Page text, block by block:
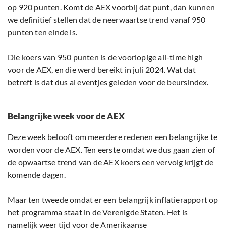
op 920 punten. Komt de AEX voorbij dat punt, dan kunnen
we definitief stellen dat de neerwaartse trend vanaf 950
punten ten einde is.
Die koers van 950 punten is de voorlopige all-time high
voor de AEX, en die werd bereikt in juli 2024. Wat dat
betreft is dat dus al eventjes geleden voor de beursindex.
Belangrijke week voor de AEX
Deze week belooft om meerdere redenen een belangrijke te
worden voor de AEX. Ten eerste omdat we dus gaan zien of
de opwaartse trend van de AEX koers een vervolg krijgt de
komende dagen.
Maar ten tweede omdat er een belangrijk inflatierapport op
het programma staat in de Verenigde Staten. Het is
namelijk weer tijd voor de Amerikaanse